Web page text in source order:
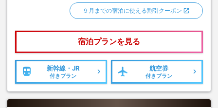
９月までの宿泊に使える割引クーポン
宿泊プランを見る
新幹線・JR
付きプラン
航空券
付きプラン